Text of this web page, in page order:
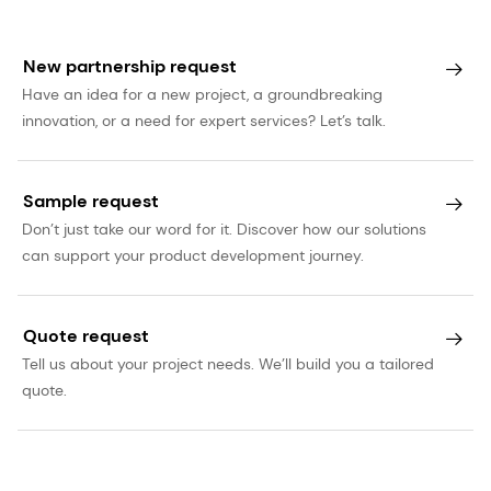
cognitivos de la infancia,
98(2):403-12.
7. Martínez. Niveles tisulares de ácidos grasos
poliinsaturados durante el desarrollo humano
temprano.J Pediatr. 1992, 120(4 Pt 2):S129-138.
cerebrales en los adultos mayores.
Corte.2014, 24(11):3059-3068.
New partnership request
Have an idea for a new project, a groundbreaking
innovation, or a need for expert services? Let’s talk.
Sample request
Don’t just take our word for it. Discover how our solutions
can support your product development journey.
Quote request
Tell us about your project needs. We’ll build you a tailored
quote.